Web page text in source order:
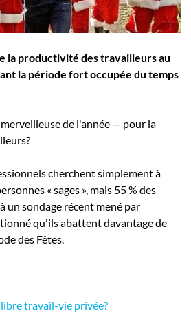
la productivité des travailleurs au
la période fort occupée du temps
de l'année — pour la
cherchent simplement à
« sages », mais 55 % des
un sondage récent mené par
qu'ils abattent davantage de
des Fêtes.
travail-vie privée?